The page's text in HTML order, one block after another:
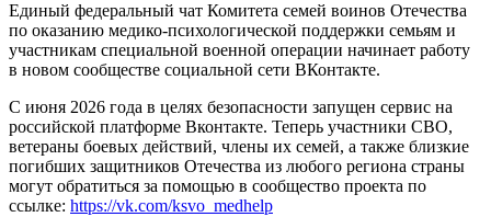
Единый федеральный чат Комитета семей воинов Отечества
по оказанию медико-психологической поддержки семьям и
участникам специальной военной операции начинает работу
в новом сообществе социальной сети ВКонтакте.
С июня 2026 года в целях безопасности запущен сервис на
российской платформе Вконтакте. Теперь участники СВО,
ветераны боевых действий, члены их семей, а также близкие
погибших защитников Отечества из любого региона страны
могут обратиться за помощью в сообщество проекта по
ссылке: https://vk.com/ksvo_medhelp